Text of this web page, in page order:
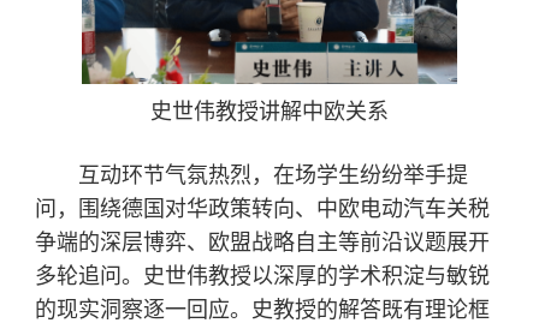
史世伟教授讲解中欧关系
互动环节气氛热烈，在场学生纷纷举手提
问，围绕德国对华政策转向、中欧电动汽车关税
争端的深层博弈、欧盟战略自主等前沿议题展开
多轮追问。史世伟教授以深厚的学术积淀与敏锐
的现实洞察逐一回应。史教授的解答既有理论框